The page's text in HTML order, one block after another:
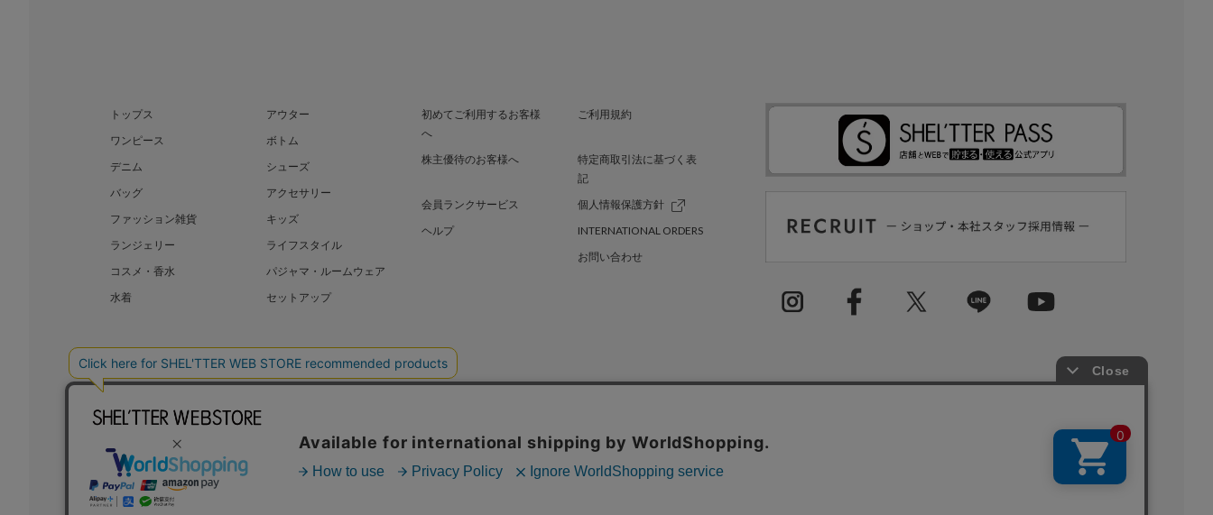
トップス
アウター
ワンピース
ボトム
デニム
シューズ
バッグ
アクセサリー
ファッション雑貨
キッズ
ランジェリー
ライフスタイル
コスメ・香水
パジャマ・ルームウェア
水着
セットアップ
初めてご利用するお客様
へ
ご利用規約
株主優待のお客様へ
特定商取引法に基づく表
記
会員ランクサービス
個人情報保護方針
ヘルプ
INTERNATIONAL ORDERS
お問い合わせ
BAROQUE JAPAN LIMITED SHEL’TTER GREEN 採用情報
COPYRIGHT © BAROQUE JAPAN LIMITED ALL RIGHTS RESERVED.